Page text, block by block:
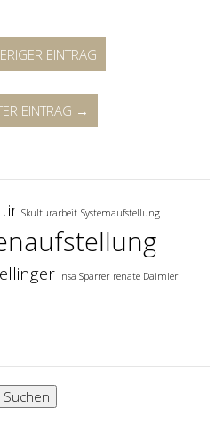
EINTRAG
EINTRAG →
Skulturarbeit Systemaufstellung
Insa Sparrer renate Daimler
Suchen